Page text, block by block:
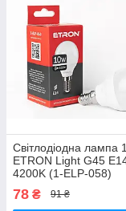
Світлодіодна лампа
ETRON Light G45
4200K (1-ELP-058)
78 ₴ 91 ₴